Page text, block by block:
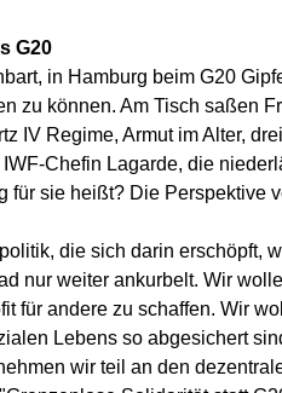
G20
in Hamburg beim G20
zu können. Am Tisch saßen
IV Regime, Armut im Alter,
Chefin Lagarde, die
für sie heißt? Die Perspektive
die sich darin erschöpft,
nur weiter ankurbelt. Wir
für andere zu schaffen. Wir
Lebens so abgesichert
wir teil an den